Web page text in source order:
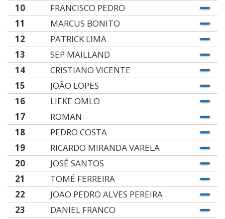
10
FRANCISCO PEDRO
11
MARCUS BONITO
12
PATRICK LIMA
13
SEP MAILLAND
14
CRISTIANO VICENTE
15
JOÃO LOPES
16
LIEKE OMLO
17
ROMAN
18
PEDRO COSTA
19
RICARDO MIRANDA VARELA
20
JOSÉ SANTOS
21
TOMÉ FERREIRA
22
JOAO PEDRO ALVES PEREIRA
23
DANIEL FRANCO